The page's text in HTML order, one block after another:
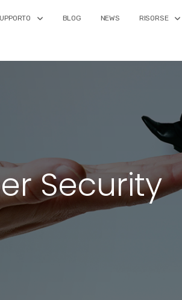
BLOG NEWS RISORSE
Security